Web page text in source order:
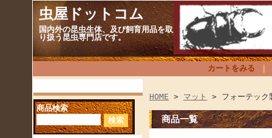
虫屋ドットコム
国内外の昆虫生体、及び飼育用品を取
り扱う昆虫専門店です。
カートをみる
商品検索
HOME > マット > フォーテック
商品一覧